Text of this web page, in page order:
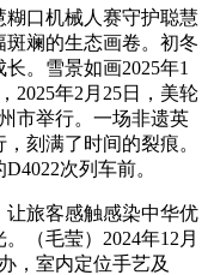
口机械人赛守护聪慧
斑斓的生态画卷。初冬
。雪景如画2025年1
2025年2月25日，美轮
市举行。一场非遗英
刻满了时间的裂痕。
次列车前。
旅客感触感染中华优
（毛莹）2024年12月
，室内定位手艺及